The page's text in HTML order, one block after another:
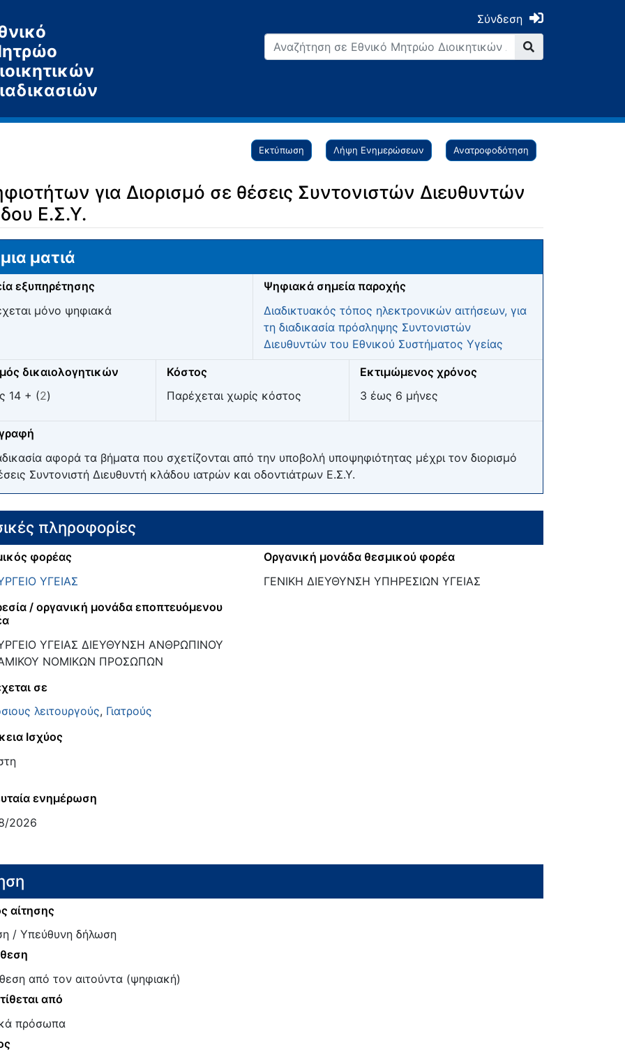
Σύνδεση
Εκτύπωση Λήψη Ενημερώσεων Ανατροφοδότηση
για Διορισμό σε θέσεις Συντονιστών Διευθυντών
Ε.Σ.Υ.
ματιά
εξυπηρέτησης
μόνο ψηφιακά
Ψηφιακά σημεία παροχής
Διαδικτυακός τόπος ηλεκτρονικών αιτήσεων, για
τη διαδικασία πρόσληψης Συντονιστών
Διευθυντών του Εθνικού Συστήματος Υγείας
δικαιολογητικών
14 + (2)
Κόστος
Παρέχεται χωρίς κόστος
Εκτιμώμενος χρόνος
3 έως 6 μήνες
αφορά τα βήματα που σχετίζονται από την υποβολή υποψηφιότητας μέχρι τον διορισμό
Συντονιστή Διευθυντή κλάδου ιατρών και οδοντιάτρων Ε.Σ.Υ.
πληροφορίες
φορέας
ΥΓΕΙΑΣ
Οργανική μονάδα θεσμικού φορέα
ΓΕΝΙΚΗ ΔΙΕΥΘΥΝΣΗ ΥΠΗΡΕΣΙΩΝ ΥΓΕΙΑΣ
/ οργανική μονάδα εποπτευόμενου
ΥΓΕΙΑΣ ΔΙΕΥΘΥΝΣΗ ΑΝΘΡΩΠΙΝΟΥ
ΝΟΜΙΚΩΝ ΠΡΟΣΩΠΩΝ
σε
λειτουργούς, Γιατρούς
Ισχύος
ενημέρωση
2026
αίτησης
/ Υπεύθυνη δήλωση
από τον αιτούντα (ψηφιακή)
από
πρόσωπα